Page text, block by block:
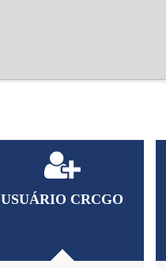
USUÁRIO CRCGO